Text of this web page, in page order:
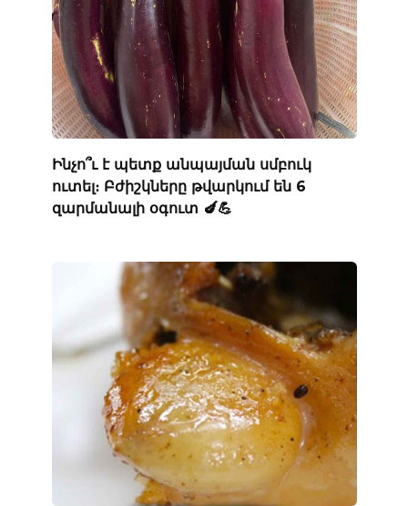
Ինչո՞ւ է պետք անպայման սմբուկ
ուտել։ Բժիշկները թվարկում են 6
զարմանալի օգուտ 🍆💪